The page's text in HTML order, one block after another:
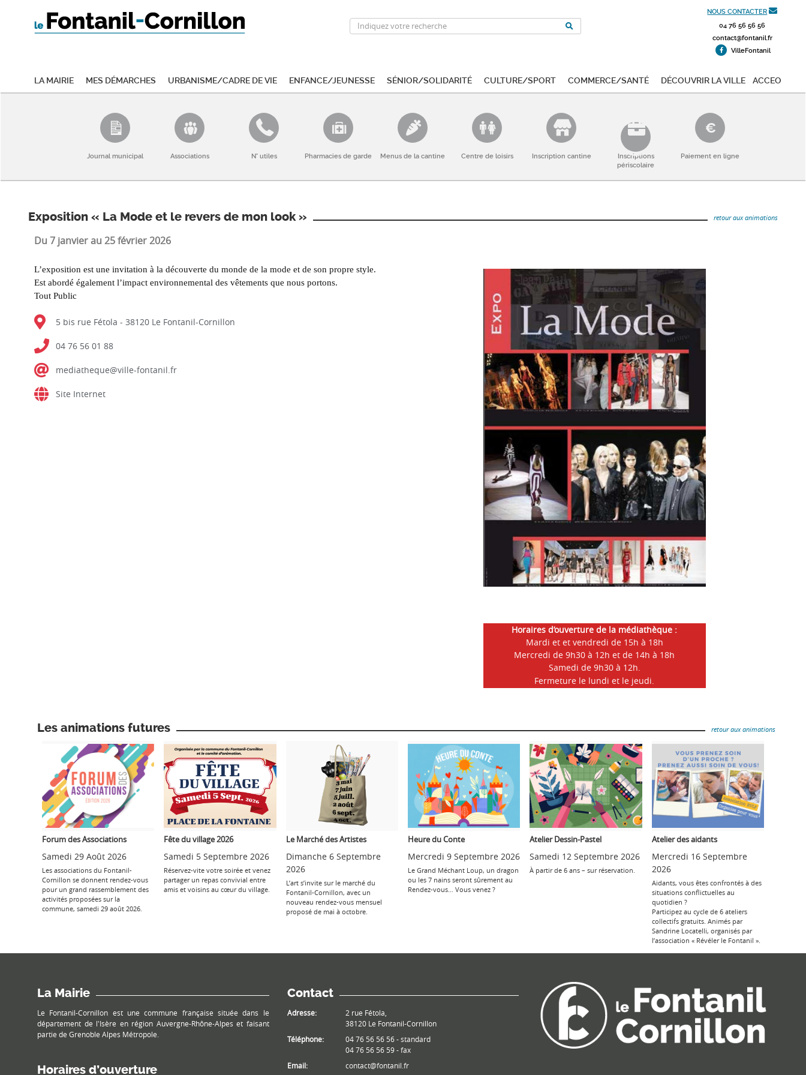
NOUS CONTACTER
04 76 56 56 56
contact@fontanil.fr
VilleFontanil
La mairie Mes démarches Urbanisme/Cadre de vie Enfance/Jeunesse Sénior/Solidarité Culture/Sport Commerce/Santé Découvrir la ville ACCEO
Journal municipal Associations N° utiles Pharmacies de garde Menus de la cantine Centre de loisirs Inscription cantine
Inscriptions
périscolaire
Paiement en ligne
Exposition « La Mode et le revers de mon look » retour aux animations
Du 7 janvier au 25 février 2026
L’exposition est une invitation à la découverte du monde de la mode et de son propre style.
Est abordé également l’impact environnemental des vêtements que nous portons.
Tout Public
5 bis rue Fétola - 38120 Le Fontanil-Cornillon
04 76 56 01 88
mediatheque@ville-fontanil.fr
Site Internet
Horaires d’ouverture de la médiathèque :
Mardi et et vendredi de 15h à 18h
Mercredi de 9h30 à 12h et de 14h à 18h
Samedi de 9h30 à 12h.
Fermeture le lundi et le jeudi.
Les animations futures retour aux animations
Forum des Associations
Samedi 29 Août 2026
Les associations du Fontanil-
Cornillon se donnent rendez-vous
pour un grand rassemblement des
activités proposées sur la
commune, samedi 29 août 2026.
Fête du village 2026
Samedi 5 Septembre 2026
Réservez-vite votre soirée et venez
partager un repas convivial entre
amis et voisins au cœur du village.
Le Marché des Artistes
Dimanche 6 Septembre
2026
L’art s’invite sur le marché du
Fontanil-Cornillon, avec un
nouveau rendez-vous mensuel
proposé de mai à octobre.
Heure du Conte
Mercredi 9 Septembre 2026
Le Grand Méchant Loup, un dragon
ou les 7 nains seront sûrement au
Rendez-vous… Vous venez ?
Atelier Dessin-Pastel
Samedi 12 Septembre 2026
À partir de 6 ans – sur réservation.
Atelier des aidants
Mercredi 16 Septembre
2026
Aidants, vous êtes confrontés à des
situations conflictuelles au
quotidien ?
Participez au cycle de 6 ateliers
collectifs gratuits. Animés par
Sandrine Locatelli, organisés par
l’association « Révéler le Fontanil ».
La Mairie
Le Fontanil-Cornillon est une commune française située dans le
département de l'Isère en région Auvergne-Rhône-Alpes et faisant
partie de Grenoble Alpes Métropole.
Horaires d’ouverture
Contact
Adresse:
2 rue Fétola,
38120 Le Fontanil-Cornillon
Téléphone:
04 76 56 56 56 - standard
04 76 56 56 59 - fax
Email:
contact@fontanil.fr